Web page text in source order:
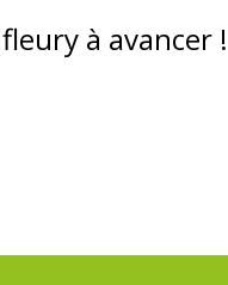
à avancer !